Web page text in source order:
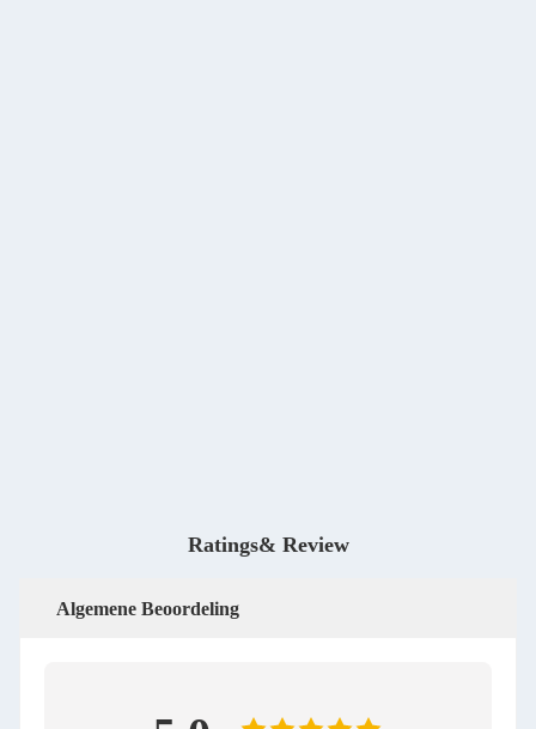
Ratings& Review
Algemene Beoordeling